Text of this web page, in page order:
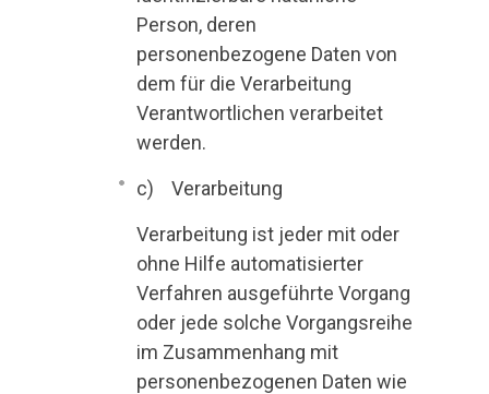
Person, deren
personenbezogene Daten von
dem für die Verarbeitung
Verantwortlichen verarbeitet
werden.
c) Verarbeitung
Verarbeitung ist jeder mit oder
ohne Hilfe automatisierter
Verfahren ausgeführte Vorgang
oder jede solche Vorgangsreihe
im Zusammenhang mit
personenbezogenen Daten wie